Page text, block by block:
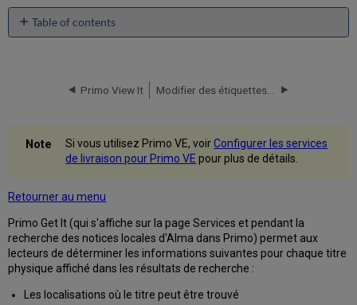
Table of contents
Configurer
tri
des
Liste
des
exemplaires
Options
de
Primo View It
Si vous utilisez Primo VE, voirConfigurer les services
de livraison pour Primo VE pour plus de détails.
Retourner au menu
Primo Get It (qui s'affiche sur la page Services et pendant la
recherche des notices locales d'Alma dans Primo) permet aux
lecteurs de déterminer les informations suivantes pour chaque titre
physique affiché dans les résultats de recherche :
Les localisations où le titre peut être trouvé